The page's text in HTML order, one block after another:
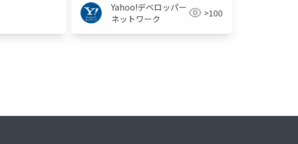
Yahoo!デベロッパー
ネットワーク
>100